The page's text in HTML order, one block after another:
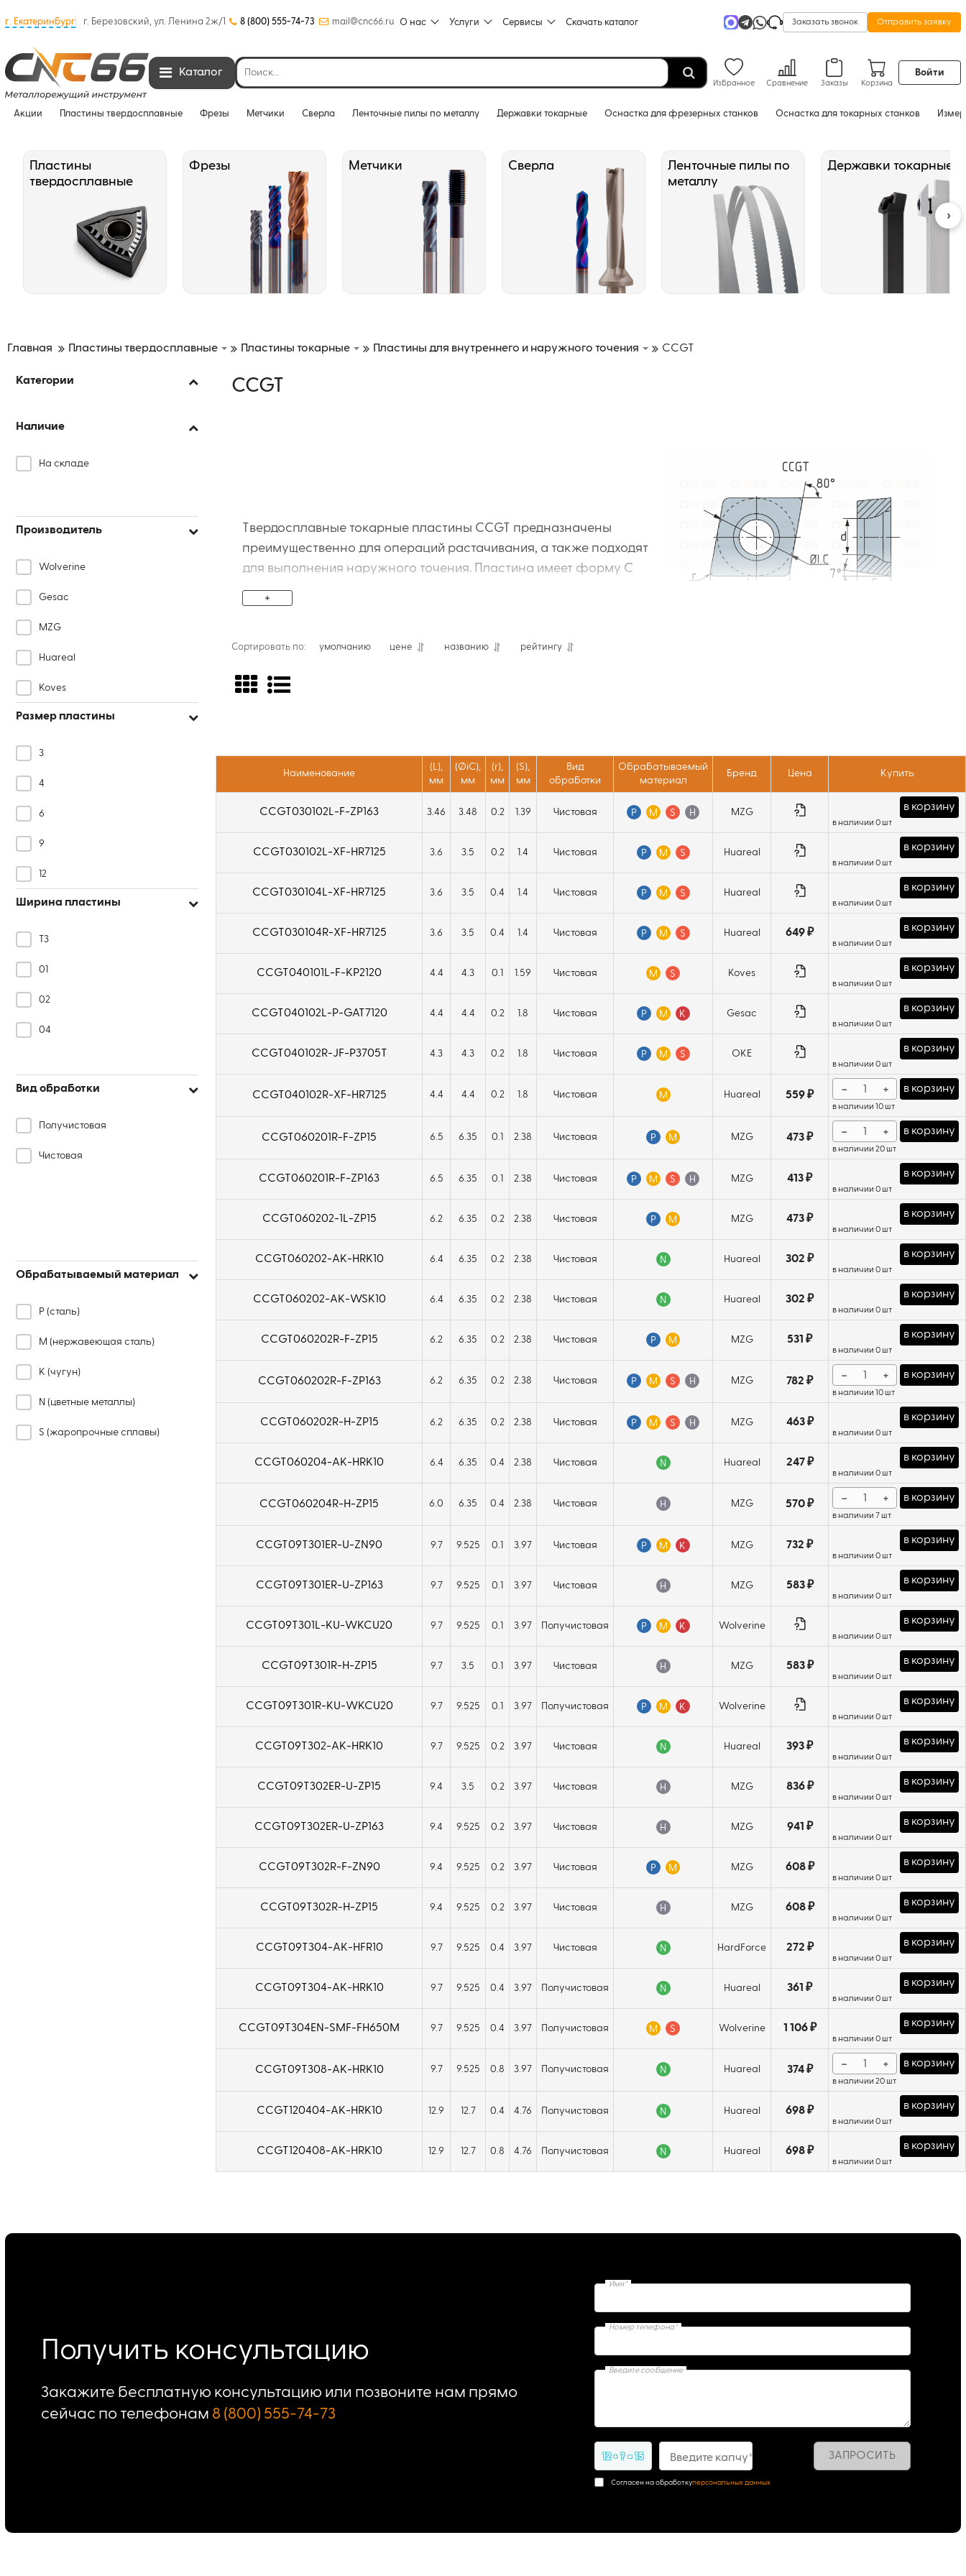
г. Екатеринбург г. Березовский, ул. Ленина 2ж/1 8 (800) 555-74-73 mail@cnc66.ru О нас Услуги Сервисы Скачать каталог Заказать звонок Отправить заявку
Каталог
Избранное Сравнение Заказы Корзина
Войти
Акции Пластины твердосплавные Фрезы Метчики Сверла Ленточные пилы по металлу Державки токарные Оснастка для фрезерных станков Оснастка для токарных станков
Пластины
твердосплавные
Фрезы Метчики Сверла
Ленточные пилы по
металлу
Державки токарные
Главная Пластины твердосплавные Пластины токарные Пластины для внутреннего и наружного точения CCGT
Категории
Наличие
На складе
Производитель
Wolverine
Gesac
MZG
Huareal
Koves
HardForce
OKE
Размер пластины
3
4
6
9
12
Ширина пластины
T3
01
02
04
Вид обработки
Получистовая
Чистовая
Обрабатываемый материал
P (сталь)
M (нержавеющая сталь)
K (чугун)
N (цветные металлы)
S (жаропрочные сплавы)
CCGT
Твердосплавные токарные пластины CCGT предназначены
преимущественно для операций растачивания, а также подходят
для выполнения наружного точения. Пластина имеет форму C
(ромб 80°) и оснащена позитивной геометрией с задним углом 7°,
обеспечивающей эффективное резание. Применяются с
+
Сортировать по: умолчанию цене названию рейтингу
Наименование
(L),
мм
(ØiC),
мм
(r),
мм
(S),
мм
Вид
обработки
Обрабатываемый
материал
Бренд Цена Купить
CCGT030102L-F-ZP163 3.46 3.48 0.2 1.39 Чистовая P M S H MZG в корзину
в наличии 0 шт
CCGT030102L-XF-HR7125 3.6 3.5 0.2 1.4 Чистовая P M S Huareal в корзину
в наличии 0 шт
CCGT030104L-XF-HR7125 3.6 3.5 0.4 1.4 Чистовая P M S Huareal в корзину
в наличии 0 шт
CCGT030104R-XF-HR7125 3.6 3.5 0.4 1.4 Чистовая P M S Huareal 649 ₽ в корзину
в наличии 0 шт
CCGT040101L-F-KP2120 4.4 4.3 0.1 1.59 Чистовая M S Koves в корзину
в наличии 0 шт
CCGT040102L-P-GAT7120 4.4 4.4 0.2 1.8 Чистовая P M K Gesac в корзину
в наличии 0 шт
CCGT040102R-JF-P3705T 4.3 4.3 0.2 1.8 Чистовая P M S OKE в корзину
в наличии 0 шт
CCGT040102R-XF-HR7125 4.4 4.4 0.2 1.8 Чистовая M Huareal 559 ₽ − + в корзину
в наличии 10 шт
CCGT060201R-F-ZP15 6.5 6.35 0.1 2.38 Чистовая P M MZG 473 ₽ − + в корзину
в наличии 20 шт
CCGT060201R-F-ZP163 6.5 6.35 0.1 2.38 Чистовая P M S H MZG 413 ₽ в корзину
в наличии 0 шт
CCGT060202-1L-ZP15 6.2 6.35 0.2 2.38 Чистовая P M MZG 473 ₽ в корзину
в наличии 0 шт
CCGT060202-AK-HRK10 6.4 6.35 0.2 2.38 Чистовая N Huareal 302 ₽ в корзину
в наличии 0 шт
CCGT060202-AK-WSK10 6.4 6.35 0.2 2.38 Чистовая N Huareal 302 ₽ в корзину
в наличии 0 шт
CCGT060202R-F-ZP15 6.2 6.35 0.2 2.38 Чистовая P M MZG 531 ₽ в корзину
в наличии 0 шт
CCGT060202R-F-ZP163 6.2 6.35 0.2 2.38 Чистовая P M S H MZG 782 ₽ − + в корзину
в наличии 10 шт
CCGT060202R-H-ZP15 6.2 6.35 0.2 2.38 Чистовая P M S H MZG 463 ₽ в корзину
в наличии 0 шт
CCGT060204-AK-HRK10 6.4 6.35 0.4 2.38 Чистовая N Huareal 247 ₽ в корзину
в наличии 0 шт
CCGT060204R-H-ZP15 6.0 6.35 0.4 2.38 Чистовая H MZG 570 ₽ − + в корзину
в наличии 7 шт
CCGT09T301ER-U-ZN90 9.7 9.525 0.1 3.97 Чистовая P M K MZG 732 ₽ в корзину
в наличии 0 шт
CCGT09T301ER-U-ZP163 9.7 9.525 0.1 3.97 Чистовая H MZG 583 ₽ в корзину
в наличии 0 шт
CCGT09T301L-KU-WKCU20 9.7 9.525 0.1 3.97 Получистовая P M K Wolverine в корзину
в наличии 0 шт
CCGT09T301R-H-ZP15 9.7 3.5 0.1 3.97 Чистовая H MZG 583 ₽ в корзину
в наличии 0 шт
CCGT09T301R-KU-WKCU20 9.7 9.525 0.1 3.97 Получистовая P M K Wolverine в корзину
в наличии 0 шт
CCGT09T302-AK-HRK10 9.7 9.525 0.2 3.97 Чистовая N Huareal 393 ₽ в корзину
в наличии 0 шт
CCGT09T302ER-U-ZP15 9.4 3.5 0.2 3.97 Чистовая H MZG 836 ₽ в корзину
в наличии 0 шт
CCGT09T302ER-U-ZP163 9.4 9.525 0.2 3.97 Чистовая H MZG 941 ₽ в корзину
в наличии 0 шт
CCGT09T302R-F-ZN90 9.4 9.525 0.2 3.97 Чистовая P M MZG 608 ₽ в корзину
в наличии 0 шт
CCGT09T302R-H-ZP15 9.4 9.525 0.2 3.97 Чистовая H MZG 608 ₽ в корзину
в наличии 0 шт
CCGT09T304-AK-HFR10 9.7 9.525 0.4 3.97 Чистовая N HardForce 272 ₽ в корзину
в наличии 0 шт
CCGT09T304-AK-HRK10 9.7 9.525 0.4 3.97 Получистовая N Huareal 361 ₽ в корзину
в наличии 0 шт
CCGT09T304EN-SMF-FH650M 9.7 9.525 0.4 3.97 Получистовая M S Wolverine 1 106 ₽ в корзину
в наличии 0 шт
CCGT09T308-AK-HRK10 9.7 9.525 0.8 3.97 Получистовая N Huareal 374 ₽ − + в корзину
в наличии 20 шт
CCGT120404-AK-HRK10 12.9 12.7 0.4 4.76 Получистовая N Huareal 698 ₽ в корзину
в наличии 0 шт
CCGT120408-AK-HRK10 12.9 12.7 0.8 4.76 Получистовая N Huareal 698 ₽ в корзину
в наличии 0 шт
Получить консультацию
Закажите бесплатную консультацию или позвоните нам прямо
сейчас по телефонам 8 (800) 555-74-73
Имя*
Номер телефона*
Введите сообщение
12 + ? = 15 Введите капчу* ЗАПРОСИТЬ
Согласен на обработкуперсональных данных